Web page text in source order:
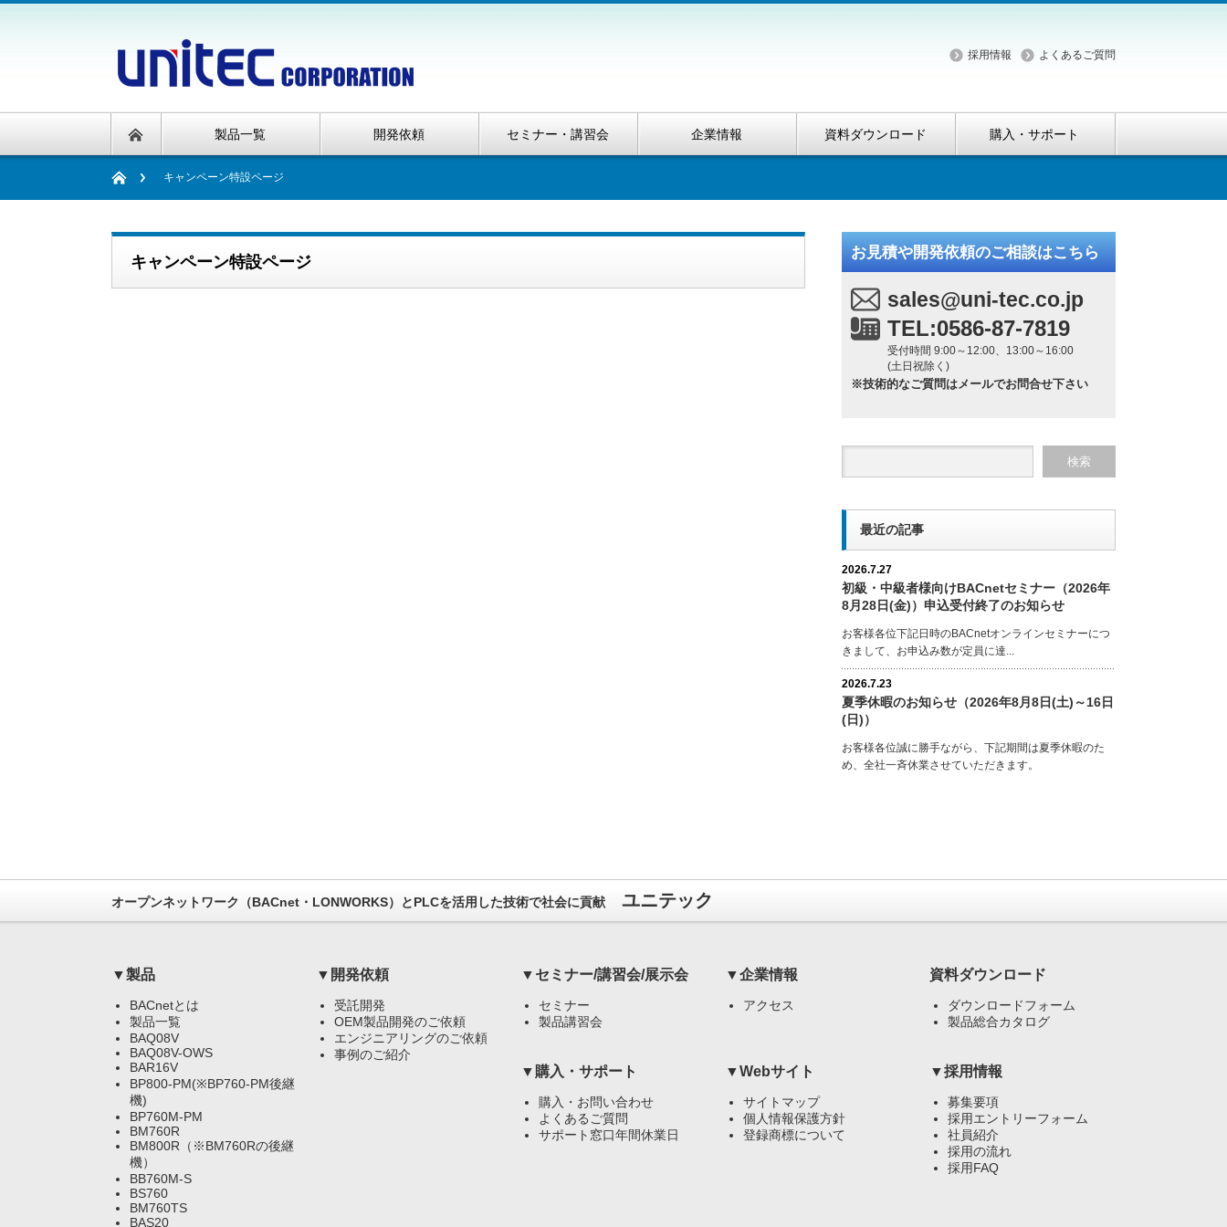
採用情報 よくあるご質問
製品一覧 開発依頼 セミナー・講習会 企業情報 資料ダウンロード 購入・サポート
キャンペーン特設ページ
キャンペーン特設ページ
お見積や開発依頼のご相談はこちら
sales@uni-tec.co.jp
TEL:0586-87-7819
受付時間 9:00～12:00、13:00～16:00
(土日祝除く)
※技術的なご質問はメールでお問合せ下さい
最近の記事
2026.7.27
初級・中級者様向けBACnetセミナー（2026年
8月28日(金)）申込受付終了のお知らせ
お客様各位下記日時のBACnetオンラインセミナーにつ
きまして、お申込み数が定員に達...
2026.7.23
夏季休暇のお知らせ（2026年8月8日(土)～16日
(日)）
お客様各位誠に勝手ながら、下記期間は夏季休暇のた
め、全社一斉休業させていただきます。
オープンネットワーク（BACnet・LONWORKS）とPLCを活用した技術で社会に貢献 ユニテック
▼製品
BACnetとは
製品一覧
BAQ08V
BAQ08V-OWS
BAR16V
BP800-PM(※BP760-PM後継
機)
BP760M-PM
BM760R
BM800R（※BM760Rの後継
機）
BB760M-S
BS760
BM760TS
BAS20
▼開発依頼
受託開発
OEM製品開発のご依頼
エンジニアリングのご依頼
事例のご紹介
▼セミナー/講習会/展示会
セミナー
製品講習会
▼企業情報
アクセス
資料ダウンロード
ダウンロードフォーム
製品総合カタログ
▼購入・サポート
購入・お問い合わせ
よくあるご質問
サポート窓口年間休業日
▼Webサイト
サイトマップ
個人情報保護方針
登録商標について
▼採用情報
募集要項
採用エントリーフォーム
社員紹介
採用の流れ
採用FAQ